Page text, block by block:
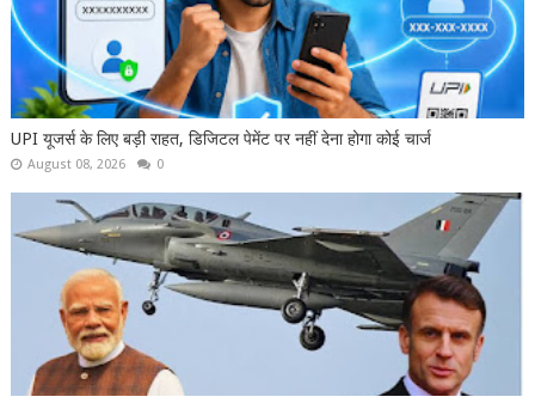
UPI यूजर्स के लिए बड़ी राहत, डिजिटल पेमेंट पर नहीं देना होगा कोई चार्ज
August 08, 2026 0